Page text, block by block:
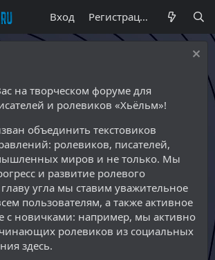
Вход Регистрация
на творческом форуме для
и ролевиков «Хьёльм»!
объединить текстовиков
ролевиков, писателей,
миров и не только. Мы
и развитие ролевого
угла мы ставим уважительное
пользователям, а также активное
с новичками: например, мы активно
ролевиков из социальных
здесь.